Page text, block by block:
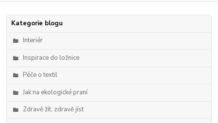
Kategorie blogu
Interiér
Inspirace do ložnice
Péče o textil
Jak na ekologické praní
Zdravě žít, zdravě jíst